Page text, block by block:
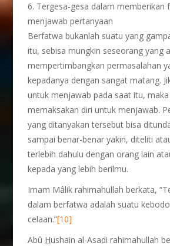
6. Tergesa-gesa dalam memberikan
menjawab pertanyaan
Berfatwa bukanlah suatu yang
itu, sebisa mungkin seseorang yang
mempertimbangkan permasalahan
kepadanya dengan sangat matang.
untuk menjawab pada saat itu,
memaksakan diri untuk menjawab.
yang ditanyakan tersebut bisa
sampai benar-benar yakin, diteliti
terlebih dahulu dengan orang lain
kepada yang lebih berilmu.
Imam Mâlik rahimahullah berkata,
dalam berfatwa adalah suatu
celaan.”[10]
Abû Hushain al-Asadi rahimahullah